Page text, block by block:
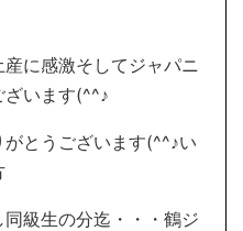
に感激そしてジャパニ
います(^^♪
とうございます(^^♪い
級生の分迄・・・鶴ジ